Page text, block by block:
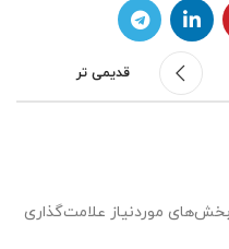
قدیمی تر
بخش‌های موردنیاز علامت‌گذاری